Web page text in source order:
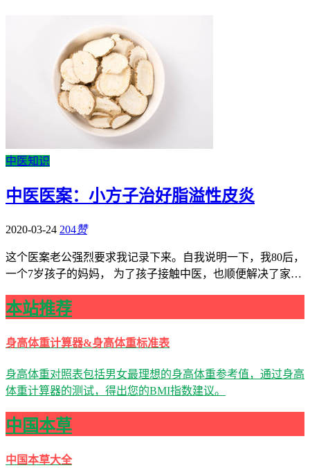
中医知识
中医医案：小方子治好脂溢性皮炎
2020-03-24 204赞
这个医案老公强烈要求我记录下来。自我说明一下，我80后，
一个7岁孩子的妈妈， 为了孩子接触中医，也顺便解决了家…
本站推荐
身高体重计算器&身高体重标准表
身高体重对照表包括男女最理想的身高体重参考值，通过身高
体重计算器的测试，得出您的BMI指数建议。
中国本草
中国本草大全